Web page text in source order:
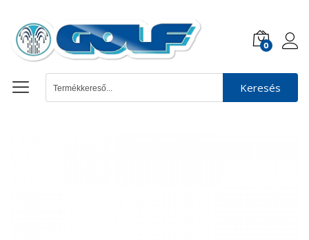
0
Keresés